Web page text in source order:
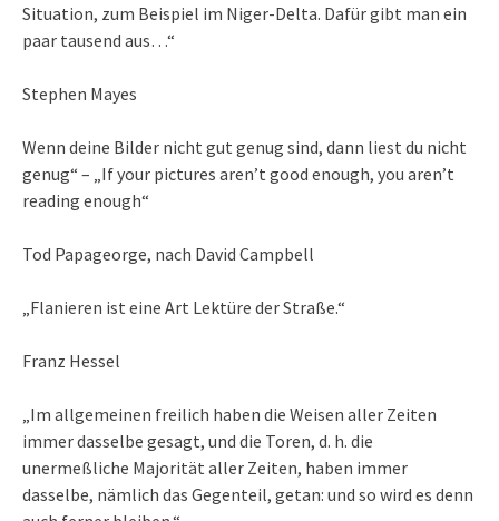
Situation, zum Beispiel im Niger-Delta. Dafür gibt man ein
paar tausend aus…“
Stephen Mayes
Wenn deine Bilder nicht gut genug sind, dann liest du nicht
genug“ – „If your pictures aren’t good enough, you aren’t
reading enough“
Tod Papageorge, nach David Campbell
„Flanieren ist eine Art Lektüre der Straße.“
Franz Hessel
„Im allgemeinen freilich haben die Weisen aller Zeiten
immer dasselbe gesagt, und die Toren, d. h. die
unermeßliche Majorität aller Zeiten, haben immer
dasselbe, nämlich das Gegenteil, getan: und so wird es denn